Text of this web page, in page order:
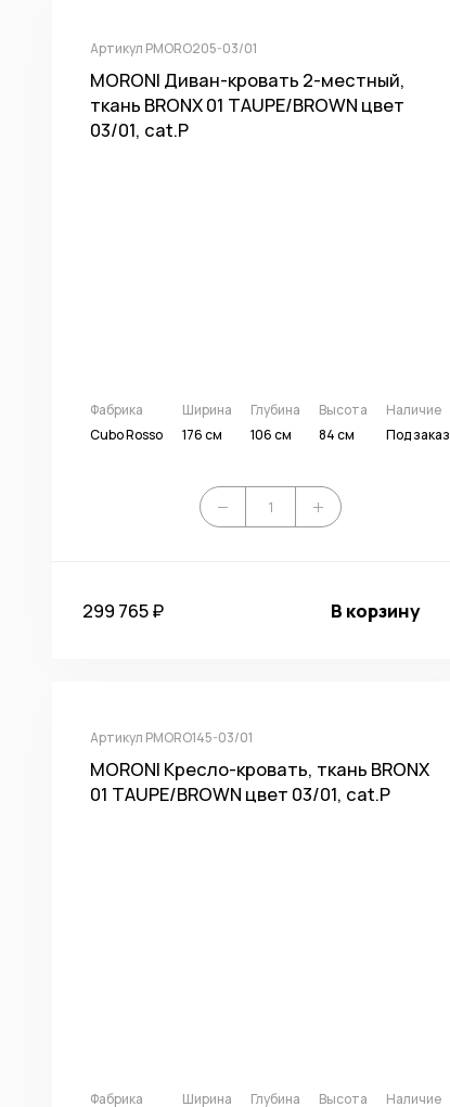
Артикул PMORO205-03/01
MORONI Диван-кровать 2-местный,
ткань BRONX 01 TAUPE/BROWN цвет
03/01, cat.P
Фабрика
Cubo Rosso
Ширина
176 см
Глубина
106 см
Высота
84 см
Наличие
Под заказ
299 765 ₽ В корзину
Артикул PMORO145-03/01
MORONI Кресло-кровать, ткань BRONX
01 TAUPE/BROWN цвет 03/01, cat.P
Фабрика Ширина Глубина Высота Наличие